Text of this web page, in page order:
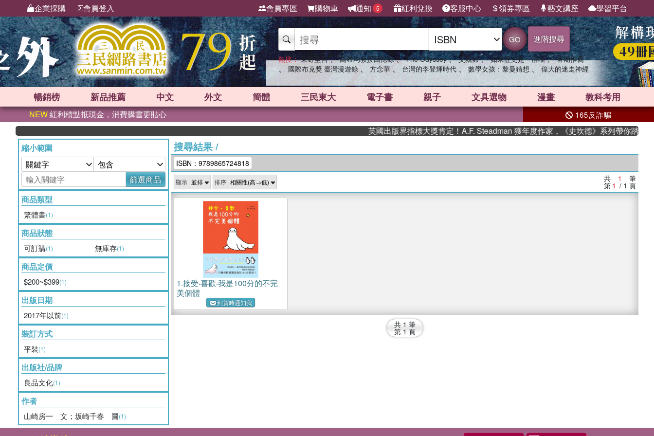
企業採購 會員登入 會員專區 購物車 通知 5 紅利兌換 客服中心 領券專區 藝文講座 學習平台
GO 進階搜尋
熱搜： 東野圭吾 、 高希均教授回憶錄 、 The Odyssey 、 父親節 、 如果歷史是一群喵 、 暑期推薦
、 國際布克獎 臺灣漫遊錄 、 方念華 、 台灣的李登輝時代 、 數學女孩：黎曼猜想 、 偉大的迷走神經
暢銷榜 新品推薦 中文 外文 簡體 三民東大 電子書 親子 文具選物 漫畫 教科考用
NEW紅利積點抵現金，消費購書更貼心 165反詐騙
英國出版界指標大獎肯定！A.F. Steadman 獲年度作家，《史坎德》系列帶你踏上熱血
縮小範圍
篩選商品
商品類型
繁體書(1)
商品狀態
可訂購(1) 無庫存(1)
商品定價
$200~$399(1)
出版日期
2017年以前(1)
裝訂方式
平裝(1)
出版社/品牌
良品文化(1)
作者
山崎房一 文；坂崎千春 圖(1)
搜尋結果/
ISBN：9789865724818
顯示 排序 共 1 筆
第 1 / 1 頁
1.接受‧喜歡‧我是100分的不完
美個體
到貨時通知我
共 1 筆
第 1 頁